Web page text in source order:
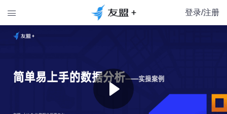
 登录/注册